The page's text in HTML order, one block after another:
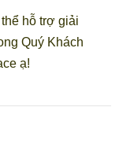
hỗ trợ giải
Quý Khách
ạ!